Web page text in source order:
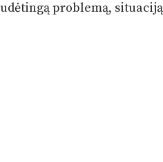
problemą,